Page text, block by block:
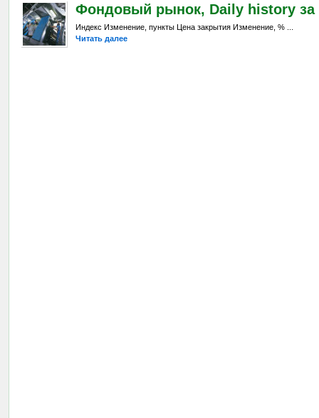
Фондовый рынок, Daily history за
Индекс Изменение, пункты Цена закрытия Изменение, % ...
Читать далее